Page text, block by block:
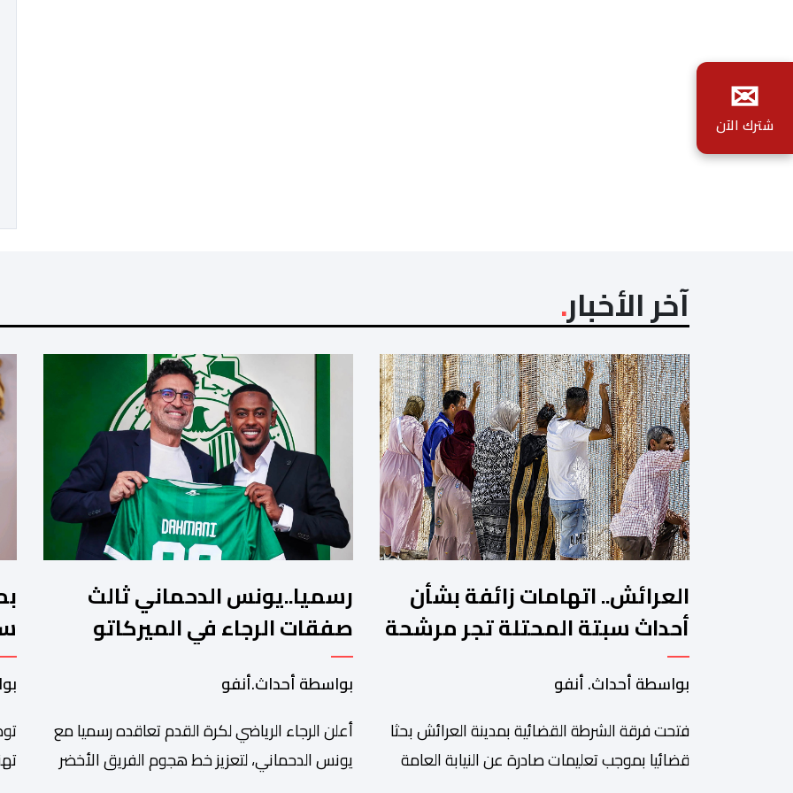
آخر الأخبار
العرائش.. اتهامات زائفة بشأن
أحداث سبتة المحتلة تجر مرشحة
للهجرة غير النظامية إلى القضاء
بواسطة أحداث. أنفو
فتحت فرقة الشرطة القضائية بمدينة العرائش بحثا
قضائيا بموجب تعليمات صادرة عن النيابة العامة
رسميا..يونس الدحماني ثالث
صفقات الرجاء في الميركاتو
الصيفي
بواسطة أحداث.أنفو
أعلن الرجاء الرياضي لكرة القدم تعاقده رسميا مع
يونس الدحماني، لتعزيز خط هجوم الفريق الأخضر
✉
شترك الآن